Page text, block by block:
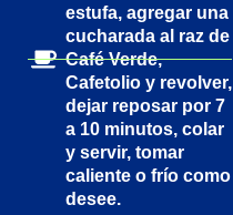
estufa, agregar una
cucharada al raz de
Café Verde,
Cafetolio y revolver,
dejar reposar por 7
a 10 minutos, colar
y servir, tomar
caliente o frío como
desee.